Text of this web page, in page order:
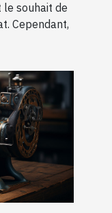
le souhait de
Cependant,